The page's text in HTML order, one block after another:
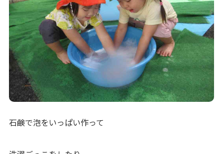
石鹸で泡をいっぱい作って